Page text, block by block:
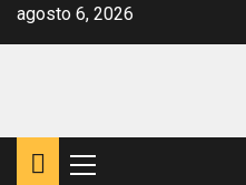
Saltar
agosto 6, 2026
Menú